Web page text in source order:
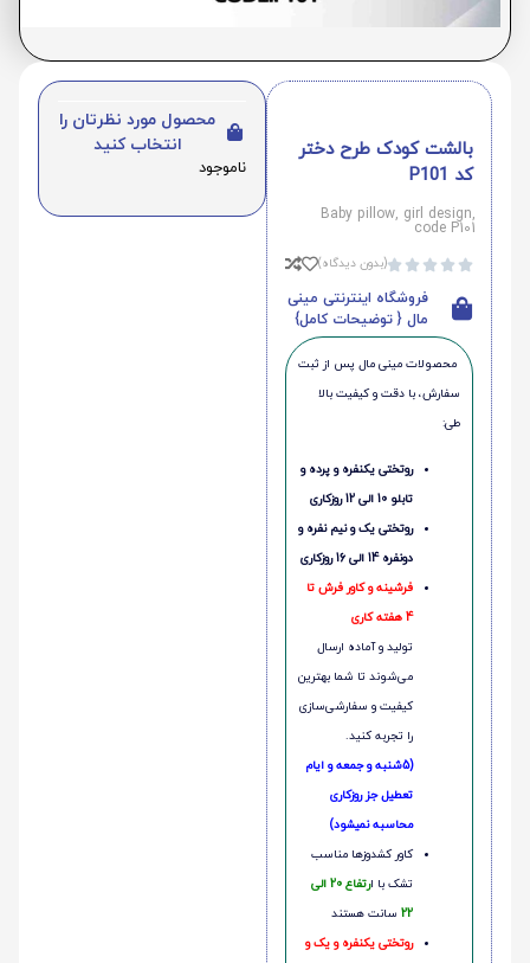
بالشت کودک طرح دختر
کد P101
Baby pillow, girl design,
code P101




(بدون دیدگاه)
فروشگاه اینترنتی مینی
مال { توضیحات کامل}
محصولات مینی‌ مال پس از ثبت
سفارش، با دقت و کیفیت بالا
طی:
روتختی یکنفره و پرده و
تابلو 10 الی 12 روزکاری
روتختی یک و نیم نفره و
دونفره 14 الی 16 روزکاری
فرشینه و کاور فرش تا
4 هفته کاری
تولید و آماده ارسال
می‌شوند تا شما بهترین
کیفیت و سفارشی‌سازی
را تجربه کنید.
(5شنبه و جمعه و ایام
تعطیل جز روزکاری
محاسبه نمیشود)
کاور کشدوزها مناسب
تشک با ا
رتفاع 20 الی
22 سانت هستند
روتختی یکنفره و یک و
محصول مورد نظرتان را
انتخاب کنید
ناموجود